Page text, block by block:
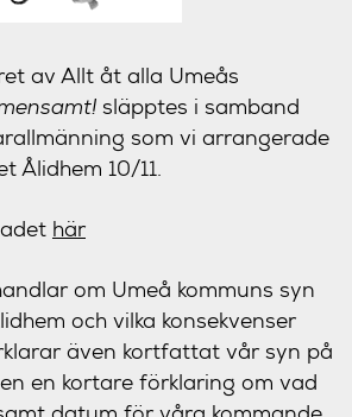
av Allt åt alla Umeås
släpptes i samband
som vi arrangerade
Ålidhem 10/11.
här
om Umeå kommuns syn
och vilka konsekvenser
även kortfattat vår syn på
en kortare förklaring om vad